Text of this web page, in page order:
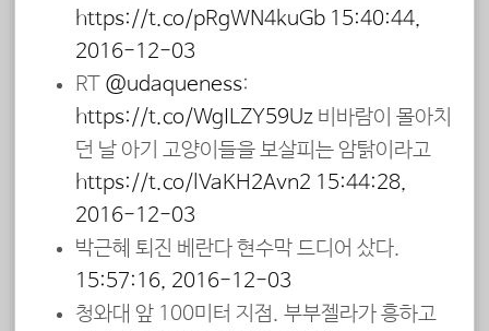
https://t.co/pRgWN4kuGb 15:40:44,
2016-12-03
RT @udaqueness:
https://t.co/WgILZY59Uz 비바람이 몰아치
던 날 아기 고양이들을 보살피는 암탉이라고
https://t.co/lVaKH2Avn2 15:44:28,
2016-12-03
박근혜 퇴진 베란다 현수막 드디어 샀다.
15:57:16, 2016-12-03
청와대 앞 100미터 지점. 부부젤라가 흥하고